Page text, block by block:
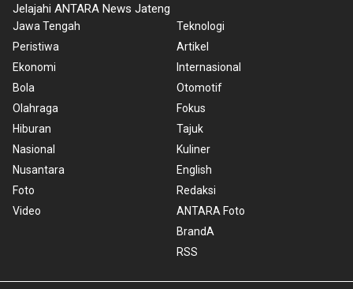
Jelajahi ANTARA News Jateng
Jawa Tengah
Peristiwa
Ekonomi
Bola
Olahraga
Hiburan
Nasional
Nusantara
Foto
Video
Teknologi
Artikel
Internasional
Otomotif
Fokus
Tajuk
Kuliner
English
Redaksi
ANTARA Foto
BrandA
RSS